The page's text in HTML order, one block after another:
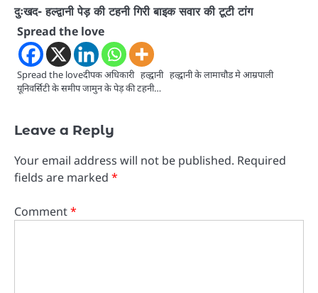
दुःखद- हल्द्वानी पेड़ की टहनी गिरी बाइक सवार की टूटी टांग
Spread the love
Spread the loveदीपक अधिकारी हल्द्वानी हल्द्वानी के लामाचौड मे आम्रपाली
यूनिवर्सिटी के समीप जामुन के पेड़ की टहनी…
Leave a Reply
Your email address will not be published. Required
fields are marked *
Comment*